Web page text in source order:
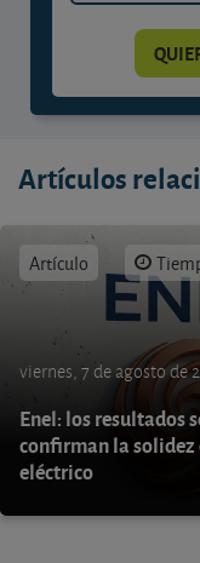
Artículos
Artículo
viernes, 7 de agosto de
Enel: los resultados
confirman la solidez
eléctrico